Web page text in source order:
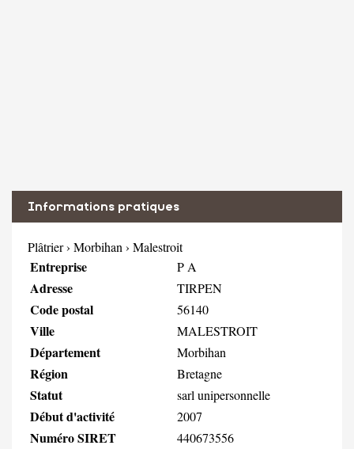
Informations pratiques
Plâtrier› Morbihan › Malestroit
Entreprise P A
Adresse TIRPEN
Code postal 56140
Ville MALESTROIT
Département Morbihan
Région Bretagne
Statut sarl unipersonnelle
Début d'activité 2007
Numéro SIRET 440673556